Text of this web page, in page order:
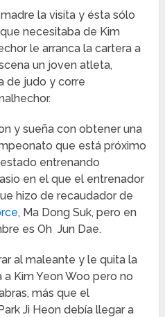
la visita y ésta sólo
necesitaba de Kim
le arranca la cartera a
un joven atleta,
de judo y corre
y sueña con obtener una
que está próximo
entrenando
en el que el entrenador
hizo de recaudador de
, Ma Dong Suk, pero en
es Oh Jun Dae.
al maleante y le quita la
Kim Yeon Woo pero no
más que el
Ji Heon debía llegar a